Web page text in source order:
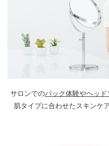
サロンでのパック体験やヘッ
肌タイプに合わせたスキンケ